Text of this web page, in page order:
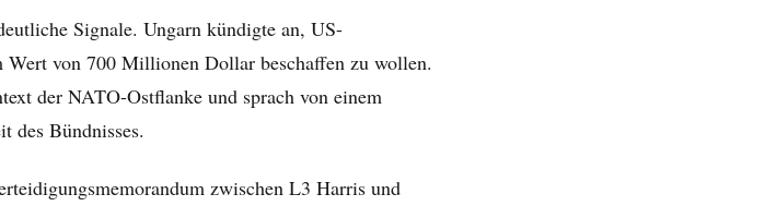
Signale. Ungarn kündigte an, US-
von 700 Millionen Dollar beschaffen zu wollen.
der NATO-Ostflanke und sprach von einem
des Bündnisses.
zwischen L3 Harris und